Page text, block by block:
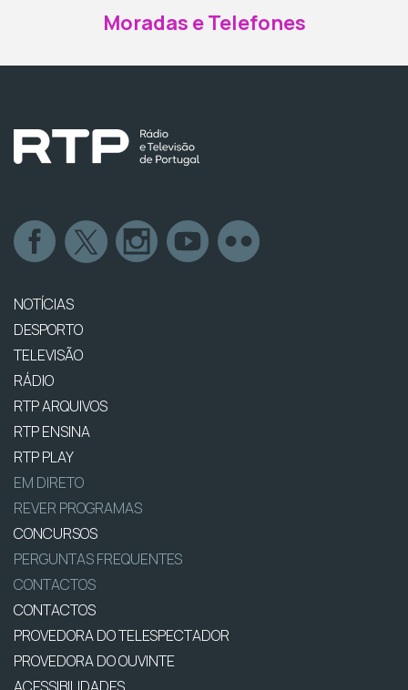
Moradas e Telefones
NOTÍCIAS
DESPORTO
TELEVISÃO
RÁDIO
RTP ARQUIVOS
RTP ENSINA
RTP PLAY
EM DIRETO
REVER PROGRAMAS
CONCURSOS
PERGUNTAS FREQUENTES
CONTACTOS
CONTACTOS
PROVEDORA DO TELESPECTADOR
PROVEDORA DO OUVINTE